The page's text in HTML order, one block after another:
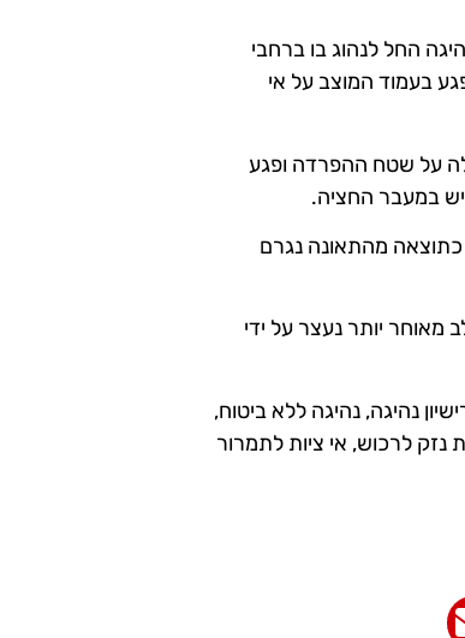
החל לנהוג בו ברחבי
בעמוד המוצב על אי
על שטח ההפרדה ופגע
במעבר החציה.
מהתאונה נגרם
יותר נעצר על ידי
נהיגה, נהיגה ללא ביטוח,
נזק לרכוש, אי ציות לתמרור